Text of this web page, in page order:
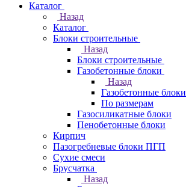
Каталог
Назад
Каталог
Блоки строительные
Назад
Блоки строительные
Газобетонные блоки
Назад
Газобетонные блоки
По размерам
Газосиликатные блоки
Пенобетонные блоки
Кирпич
Пазогребневые блоки ПГП
Сухие смеси
Брусчатка
Назад